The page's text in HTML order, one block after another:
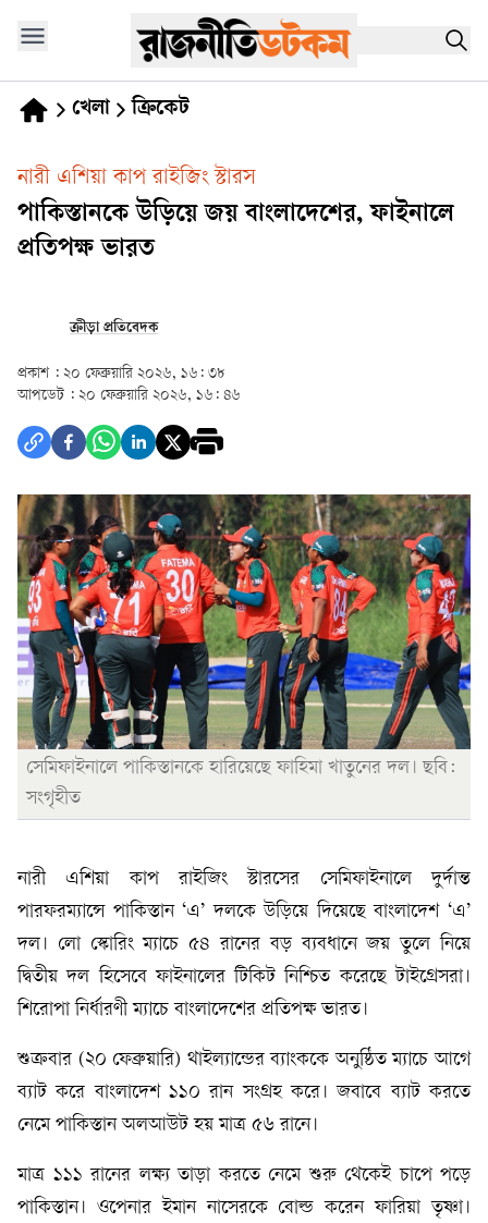
খেলা ক্রিকেট
নারী এশিয়া কাপ রাইজিং স্টারস
পাকিস্তানকে উড়িয়ে জয় বাংলাদেশের, ফাইনালে
প্রতিপক্ষ ভারত
ক্রীড়া প্রতিবেদক
প্রকাশ : ২০ ফেব্রুয়ারি ২০২৬, ১৬: ৩৮
আপডেট : ২০ ফেব্রুয়ারি ২০২৬, ১৬: ৪৬
সেমিফাইনালে পাকিস্তানকে হারিয়েছে ফাহিমা খাতুনের দল। ছবি:
সংগৃহীত
নারী এশিয়া কাপ রাইজিং স্টারসের সেমিফাইনালে দুর্দান্ত
পারফরম্যান্সে পাকিস্তান ‘এ’ দলকে উড়িয়ে দিয়েছে বাংলাদেশ ‘এ’
দল। লো স্কোরিং ম্যাচে ৫৪ রানের বড় ব্যবধানে জয় তুলে নিয়ে
দ্বিতীয় দল হিসেবে ফাইনালের টিকিট নিশ্চিত করেছে টাইগ্রেসরা।
শিরোপা নির্ধারণী ম্যাচে বাংলাদেশের প্রতিপক্ষ ভারত।
শুক্রবার (২০ ফেব্রুয়ারি) থাইল্যান্ডের ব্যাংককে অনুষ্ঠিত ম্যাচে আগে
ব্যাট করে বাংলাদেশ ১১০ রান সংগ্রহ করে। জবাবে ব্যাট করতে
নেমে পাকিস্তান অলআউট হয় মাত্র ৫৬ রানে।
মাত্র ১১১ রানের লক্ষ্য তাড়া করতে নেমে শুরু থেকেই চাপে পড়ে
পাকিস্তান। ওপেনার ইমান নাসেরকে বোল্ড করেন ফারিয়া তৃষ্ণা।